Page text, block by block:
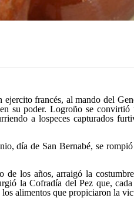
ejercito francés, al mando del
su poder.Logroño se convirtió
a lospecescapturados
día de San Bernabé, se
de los años, arraigó la
la Cofradía del Pez que,
los alimentos que propiciaron la